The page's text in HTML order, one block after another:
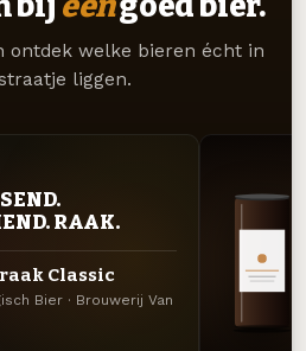
ontdek welke bieren écht in
liggen.
RAAK.
Classic
Bier · Brouwerij Van